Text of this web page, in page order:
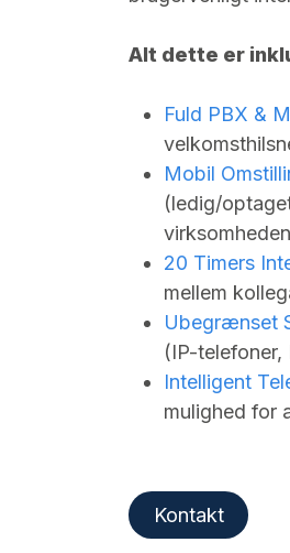
Alt dette er
Fuld PBX &
Mobil
(ledig/
20 Timers
mellem
Ubegrænset
(IP-
Intelligent
mulighed for
Kontakt